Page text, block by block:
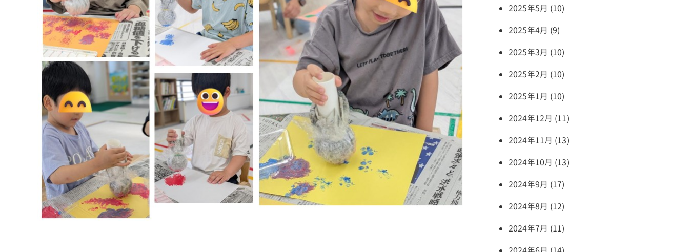
2025年5月 (10)
2025年4月 (9)
2025年3月 (10)
2025年2月 (10)
2025年1月 (10)
2024年12月 (11)
2024年11月 (13)
2024年10月 (13)
2024年9月 (17)
2024年8月 (12)
2024年7月 (11)